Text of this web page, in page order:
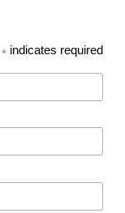
* indicates required